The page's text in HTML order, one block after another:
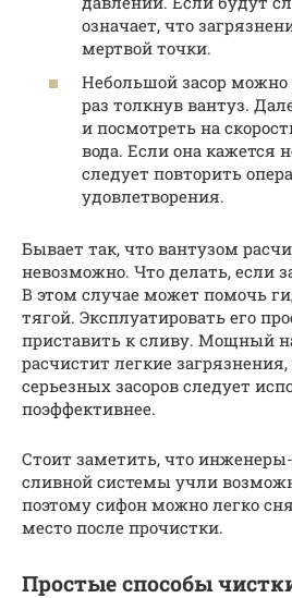
означает, что
мертвой точки.
Небольшой засор можно
раз толкнув вантуз.
и посмотреть на
вода. Если она кажется
следует повторить
удовлетворения.
Бывает так, что вантузом
невозможно. Что делать, если
В этом случае может помочь
тягой. Эксплуатировать его
приставить к сливу. Мощный
расчистит легкие
серьезных засоров следует
поэффективнее.
Стоит заметить, что
сливной системы учли
поэтому сифон можно легко
место после прочистки.
Простые способы